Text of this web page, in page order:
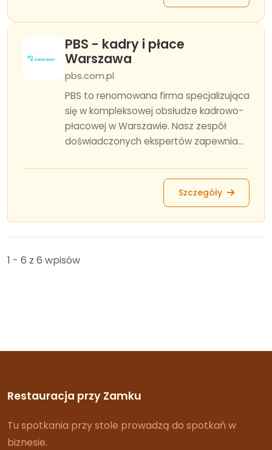
PBS - kadry i płace
Warszawa
pbs.com.pl
PBS to renomowana firma specjalizująca
się w kompleksowej obsłudze kadrowo-
płacowej w Warszawie. Nasz zespół
doświadczonych ekspertów zapewnia...
Szczegóły
1 - 6 z 6 wpisów
Restauracja przy Zamku
Tu spotkania przy stole prowadzą do spotkań w
biznesie.